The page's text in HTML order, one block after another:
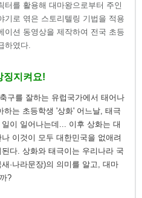
터를 활용해 대마왕으로부터 주인
기로 엮은 스토리텔링 기법을 적용
이션 동영상을 제작하여 전국 초등
하였다.
징지켜요!
구를 잘하는 유럽국가에서 태어나
는 초등학생 '상화' 어느날, 태극
이 일어나는데... 이후 상화는 대
이것이 모두 대한민국을 없애려
다. 상화와 태극이는 우리나라 국
새·나라문장)의 의미를 알고, 대마
?